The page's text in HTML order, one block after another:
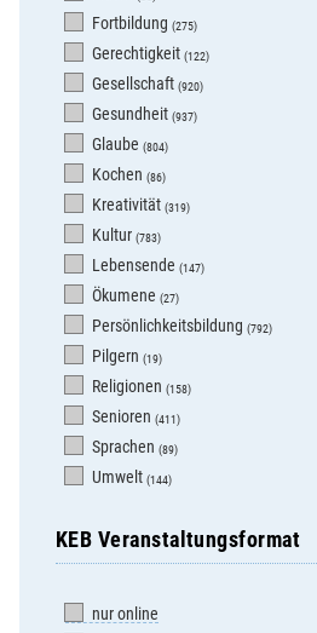
Fortbildung (275)
Gerechtigkeit (122)
Gesellschaft (920)
Gesundheit (937)
Glaube (804)
Kochen (86)
Kreativität (319)
Kultur (783)
Lebensende (147)
Ökumene (27)
Persönlichkeitsbildung (792)
Pilgern (19)
Religionen (158)
Senioren (411)
Sprachen (89)
Umwelt (144)
KEB Veranstaltungsformat
nur online